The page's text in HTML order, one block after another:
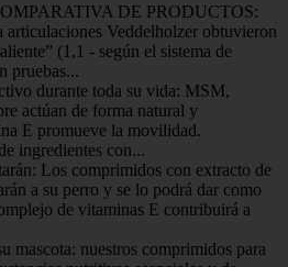
DE PRODUCTOS:
articulaciones Veddelholzer obtuvieron
(1,1 - según el sistema de
pruebas...
durante toda su vida: MSM,
actúan de forma natural y
E promueve la movilidad.
ingredientes con...
Los comprimidos con extracto de
a su perro y se lo podrá dar como
de vitaminas E contribuirá a
mascota: nuestros comprimidos para